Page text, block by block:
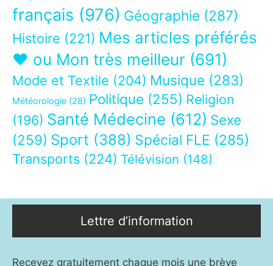
français (976) Géographie (287)
Histoire (221) Mes articles préférés
❤ ou Mon très meilleur (691)
Mode et Textile (204) Musique (283)
Météorologie (28) Politique (255) Religion
(196) Santé Médecine (612) Sexe
(259) Sport (388) Spécial FLE (285)
Transports (224) Télévision (148)
Lettre d’information
Recevez gratuitement chaque mois une brève